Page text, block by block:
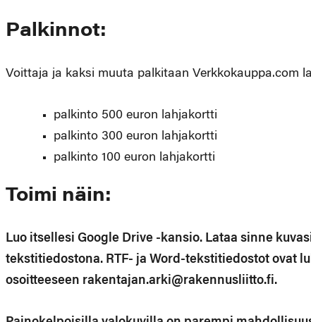
Palkinnot:
Voittaja ja kaksi muuta palkitaan Verkkokauppa.com
palkinto 500 euron lahjakortti
palkinto 300 euron lahjakortti
palkinto 100 euron lahjakortti
Toimi näin:
Luo itsellesi Google Drive -kansio. Lataa sinne
tekstitiedostona. RTF- ja Word-tekstitiedostot ovat
osoitteeseen rakentajan.arki@rakennusliitto.fi.